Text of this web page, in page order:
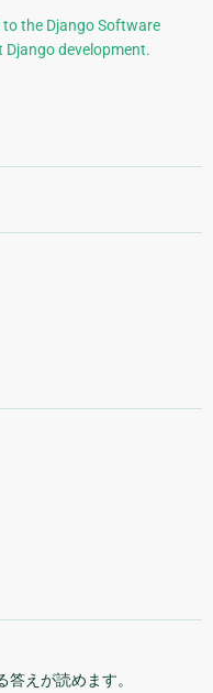
the Django Software
development.
えが読めます。